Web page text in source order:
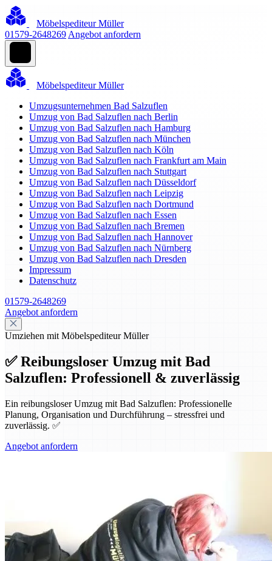
Möbelspediteur Müller
01579-2648269 Angebot anfordern
Möbelspediteur Müller
Umzugsunternehmen Bad Salzuflen
Umzug von Bad Salzuflen nach Berlin
Umzug von Bad Salzuflen nach Hamburg
Umzug von Bad Salzuflen nach München
Umzug von Bad Salzuflen nach Köln
Umzug von Bad Salzuflen nach Frankfurt am Main
Umzug von Bad Salzuflen nach Stuttgart
Umzug von Bad Salzuflen nach Düsseldorf
Umzug von Bad Salzuflen nach Leipzig
Umzug von Bad Salzuflen nach Dortmund
Umzug von Bad Salzuflen nach Essen
Umzug von Bad Salzuflen nach Bremen
Umzug von Bad Salzuflen nach Hannover
Umzug von Bad Salzuflen nach Nürnberg
Umzug von Bad Salzuflen nach Dresden
Impressum
Datenschutz
01579-2648269
Angebot anfordern
Umziehen mit Möbelspediteur Müller
✅ Reibungsloser Umzug mit Bad
Salzuflen: Professionell & zuverlässig
Ein reibungsloser Umzug mit Bad Salzuflen: Professionelle
Planung, Organisation und Durchführung – stressfrei und
zuverlässig. ✅
Angebot anfordern